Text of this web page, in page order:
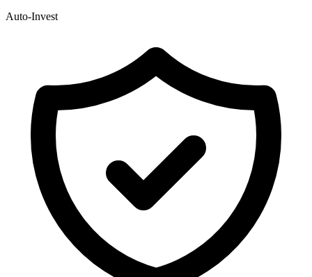
Auto-Invest